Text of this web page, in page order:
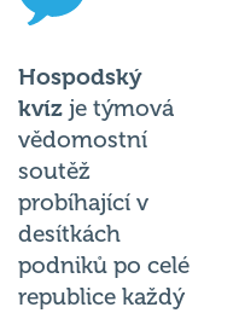
Hospodský
kvíz je týmová
vědomostní
soutěž
probíhající v
desítkách
podniků po celé
republice každý